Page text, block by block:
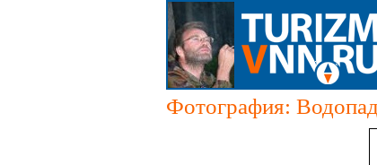
Фотография: